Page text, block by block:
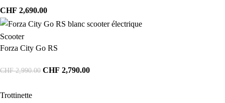
CHF 2,690.00
Scooter
Forza City Go RS
CHF2,990.00 CHF 2,790.00
Trottinette